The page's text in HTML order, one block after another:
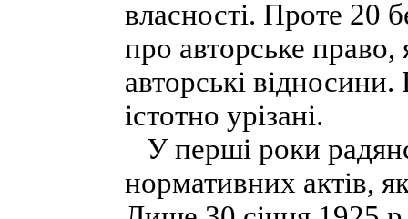
власності. Проте 20
про авторське
авторські
істотно урізані.
У перші роки
нормативних актів,